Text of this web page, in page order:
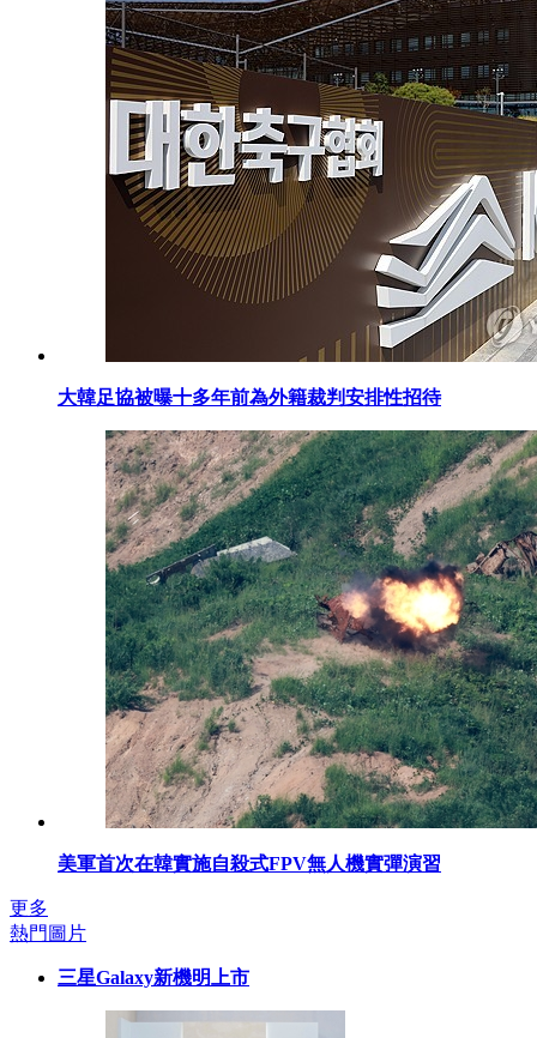
大韓足協被曝十多年前為外籍裁判安排性招待
美軍首次在韓實施自殺式FPV無人機實彈演習
更多
熱門圖片
三星Galaxy新機明上市